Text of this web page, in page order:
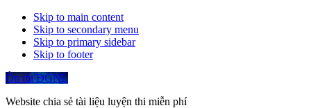
Skip to main content
Skip to secondary menu
Skip to primary sidebar
Skip to footer
Ôn thi ĐGNL
Website chia sẻ tài liệu luyện thi miễn phí